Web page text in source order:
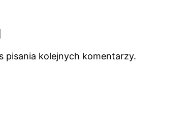
pisania kolejnych komentarzy.